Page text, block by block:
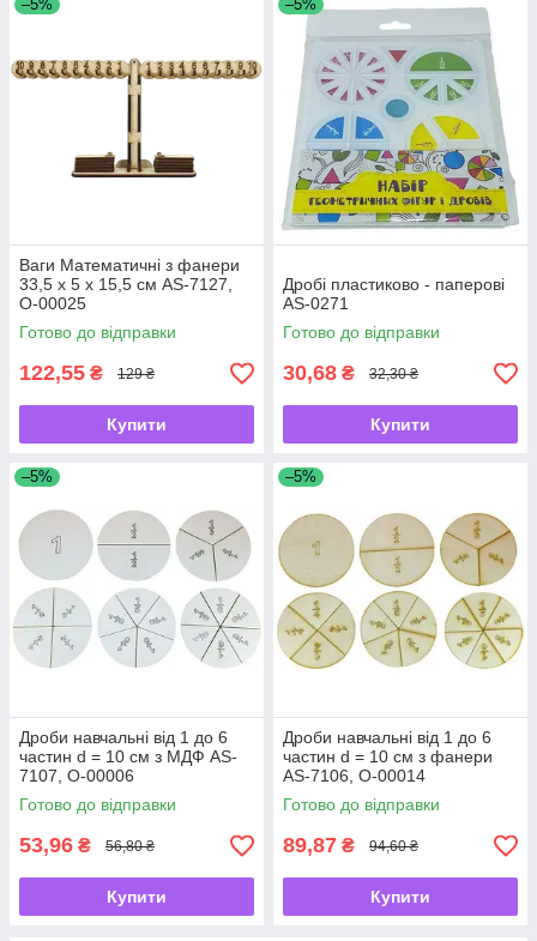
–5%
Ваги Математичні з фанери
33,5 х 5 х 15,5 см AS-7127,
О-00025
Готово до відправки
122,55 ₴ 129 ₴
Купити
–5%
Дробі пластиково - паперові
AS-0271
Готово до відправки
30,68 ₴ 32,30 ₴
Купити
–5%
Дроби навчальні від 1 до 6
частин d = 10 см з МДФ AS-
7107, О-00006
Готово до відправки
53,96 ₴ 56,80 ₴
Купити
–5%
Дроби навчальні від 1 до 6
частин d = 10 см з фанери
AS-7106, О-00014
Готово до відправки
89,87 ₴ 94,60 ₴
Купити